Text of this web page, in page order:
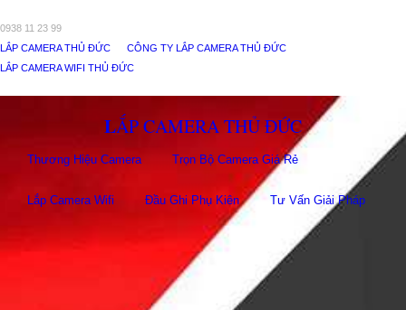
0938 11 23 99
LẮP CAMERA THỦ ĐỨC
CÔNG TY LẮP CAMERA THỦ ĐỨC
LẮP CAMERA WIFI THỦ ĐỨC
LẮP CAMERA THỦ ĐỨC
Thương Hiệu Camera Trọn Bộ Camera Giá Rẻ
Lắp Camera Wifi Đầu Ghi Phụ Kiên Tư Vấn Giải Pháp